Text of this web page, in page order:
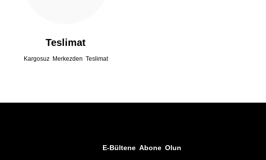
Teslimat
Kargosuz Merkezden Teslimat
E-Bültene Abone Olun